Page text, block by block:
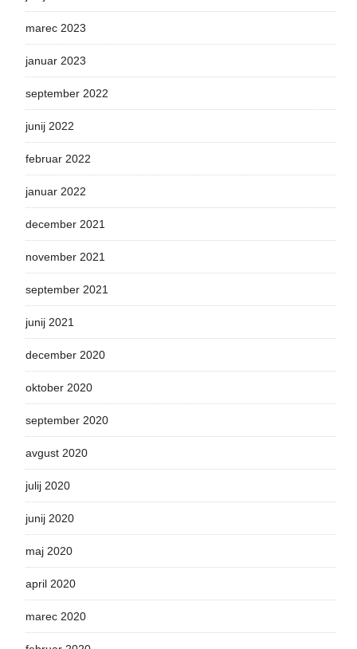
marec 2023
januar 2023
september 2022
junij 2022
februar 2022
januar 2022
december 2021
november 2021
september 2021
junij 2021
december 2020
oktober 2020
september 2020
avgust 2020
julij 2020
junij 2020
maj 2020
april 2020
marec 2020